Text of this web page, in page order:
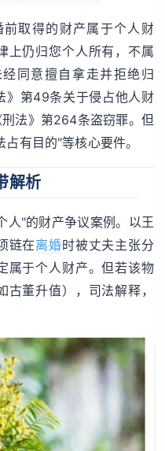
前取得的财产属于个人财
上仍归您个人所有，不属
同意擅自拿走并拒绝归
》第49条关于侵占他人财
法》第264条盗窃罪。但
有目的"等核心要件。
解析
人"的财产争议案例。以王
链在离婚时被丈夫主张分
属于个人财产。但若该物
董升值），司法解释，